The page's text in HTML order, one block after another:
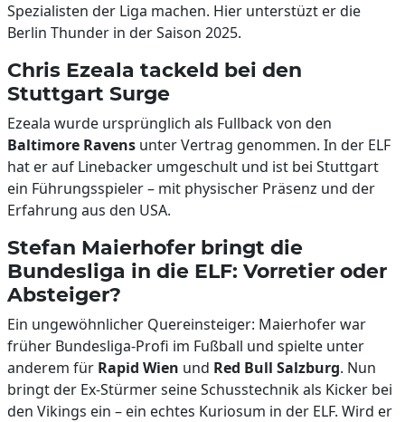
Spezialisten der Liga machen. Hier unterstüzt er die
Berlin Thunder in der Saison 2025.
Chris Ezeala tackeld bei den
Stuttgart Surge
Ezeala wurde ursprünglich als Fullback von den
Baltimore Ravens unter Vertrag genommen. In der ELF
hat er auf Linebacker umgeschult und ist bei Stuttgart
ein Führungsspieler – mit physischer Präsenz und der
Erfahrung aus den USA.
Stefan Maierhofer bringt die
Bundesliga in die ELF: Vorretier oder
Absteiger?
Ein ungewöhnlicher Quereinsteiger: Maierhofer war
früher Bundesliga-Profi im Fußball und spielte unter
anderem für Rapid Wien und Red Bull Salzburg. Nun
bringt der Ex-Stürmer seine Schusstechnik als Kicker bei
den Vikings ein – ein echtes Kuriosum in der ELF. Wird er